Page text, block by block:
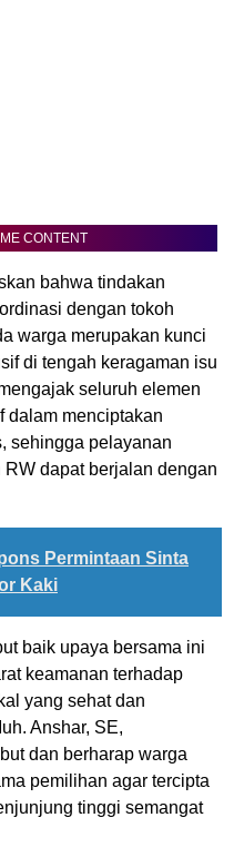
CONTENT
bahwa tindakan
dengan tokoh
warga merupakan kunci
di tengah keragaman isu
seluruh elemen
dalam menciptakan
sehingga pelayanan
dapat berjalan dengan
Permintaan Sinta
Kaki
baik upaya bersama ini
keamanan terhadap
yang sehat dan
Anshar, SE,
dan berharap warga
pemilihan agar tercipta
tinggi semangat